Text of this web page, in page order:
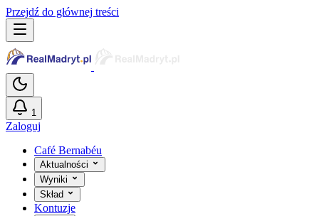
Przejdź do głównej treści
1
Zaloguj
Café Bernabéu
Aktualności
Wyniki
Skład
Kontuzje